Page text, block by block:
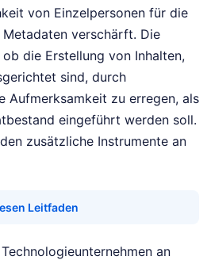
von Einzelpersonen für die
verschärft. Die
die Erstellung von Inhalten,
sind, durch
Aufmerksamkeit zu erregen, als
eingeführt werden soll.
zusätzliche Instrumente an
Leitfaden
an